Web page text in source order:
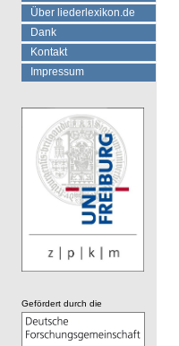
Über liederlexikon.de
Dank
Kontakt
Impressum
Gefördert durch die